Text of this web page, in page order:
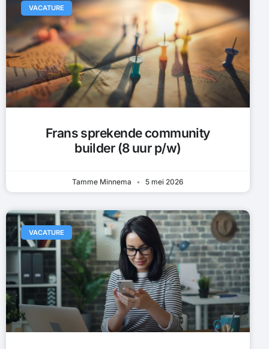
VACATURE
Frans sprekende community
builder (8 uur p/w)
Tamme Minnema 5 mei 2026
VACATURE